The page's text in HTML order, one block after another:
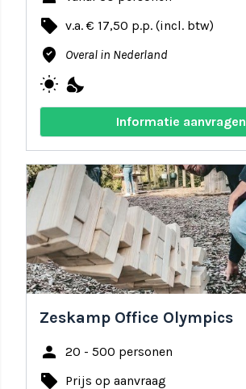
local_offer v.a. € 17,50 p.p. (incl. btw)
where_to_vote Overal in Nederland
wb_sunny nights_stay
Informatie aanvragen
Zeskamp Office Olympics
person 20 - 500 personen
local_offer Prijs op aanvraag